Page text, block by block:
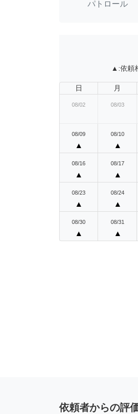
パトロール
▲:依頼
日 月
08/02 08/03
08/09
▲
08/10
▲
08/16
▲
08/17
▲
08/23
▲
08/24
▲
08/30
▲
08/31
▲
依頼者からの評